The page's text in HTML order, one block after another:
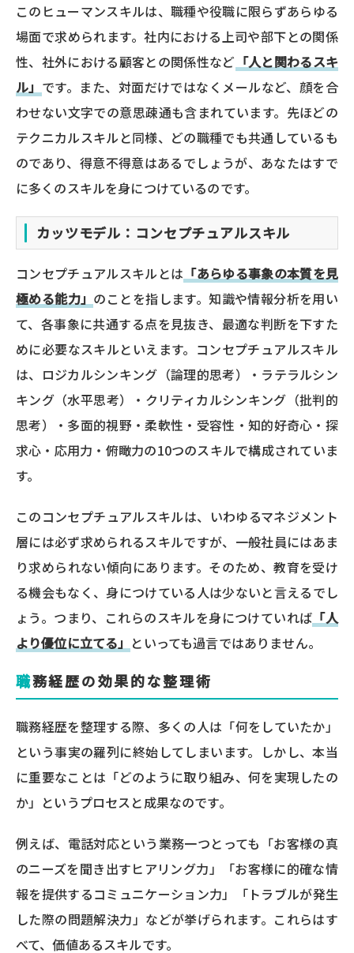
このヒューマンスキルは、職種や役職に限らずあらゆる
場面で求められます。社内における上司や部下との関係
性、社外における顧客との関係性など 「人と関わるスキ
ル」 です。また、対面だけではなくメールなど、顔を合
わせない文字での意思疎通も含まれています。先ほどの
テクニカルスキルと同様、どの職種でも共通しているも
のであり、得意不得意はあるでしょうが、あなたはすで
に多くのスキルを身につけているのです。
カッツモデル：コンセプチュアルスキル
コンセプチュアルスキルとは 「あらゆる事象の本質を見
極める能力」 のことを指します。知識や情報分析を用い
て、各事象に共通する点を見抜き、最適な判断を下すた
めに必要なスキルといえます。コンセプチュアルスキル
は、ロジカルシンキング（論理的思考）・ラテラルシン
キング（水平思考）・クリティカルシンキング（批判的
思考）・多面的視野・柔軟性・受容性・知的好奇心・探
求心・応用力・俯瞰力の10つのスキルで構成されていま
す。
このコンセプチュアルスキルは、いわゆるマネジメント
層には必ず求められるスキルですが、一般社員にはあま
り求められない傾向にあります。そのため、教育を受け
る機会もなく、身につけている人は少ないと言えるでし
ょう。つまり、これらのスキルを身につけていれば 「人
より優位に立てる」 といっても過言ではありません。
職務経歴の効果的な整理術
職務経歴を整理する際、多くの人は「何をしていたか」
という事実の羅列に終始してしまいます。しかし、本当
に重要なことは「どのように取り組み、何を実現したの
か」というプロセスと成果なのです。
例えば、電話対応という業務一つとっても「お客様の真
のニーズを聞き出すヒアリング力」「お客様に的確な情
報を提供するコミュニケーション力」「トラブルが発生
した際の問題解決力」などが挙げられます。これらはす
べて、価値あるスキルです。